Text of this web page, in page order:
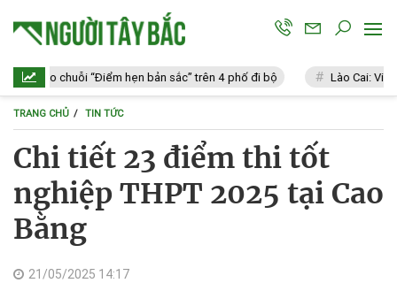
tạo chuỗi “Điểm hẹn bản sắc” trên 4 phố đi bộ Lào Cai: Vi phạm
TRANG CHỦ TIN TỨC
Chi tiết 23 điểm thi tốt
nghiệp THPT 2025 tại Cao
Bằng
21/05/2025 14:17